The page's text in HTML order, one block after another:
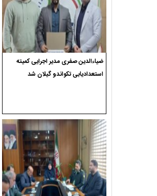
ضیاءالدین صفری مدیر اجرایی کمیته
استعدادیابی تکواندو گیلان شد